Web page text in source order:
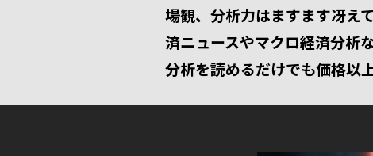
場観、分析力はますます冴え
済ニュースやマクロ経済分析
分析を読めるだけでも価格以